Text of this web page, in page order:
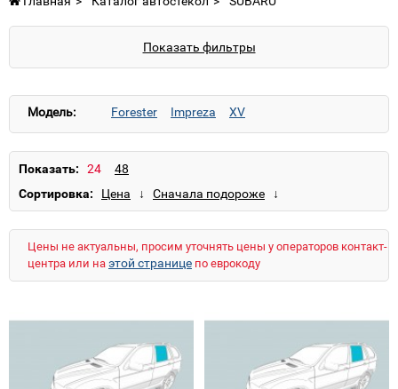
Показать фильтры
Модель: Forester Impreza XV
Показать:
Сортировка:
Цены не актуальны, просим уточнять цены у операторов контакт-
центра или на этой странице по еврокоду